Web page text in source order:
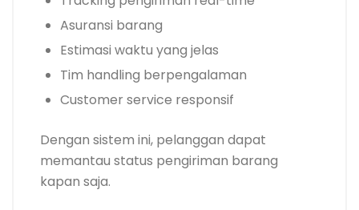
Asuransi barang
Estimasi waktu yang jelas
Tim handling berpengalaman
Customer service responsif
Dengan sistem ini, pelanggan dapat
memantau status pengiriman barang
kapan saja.